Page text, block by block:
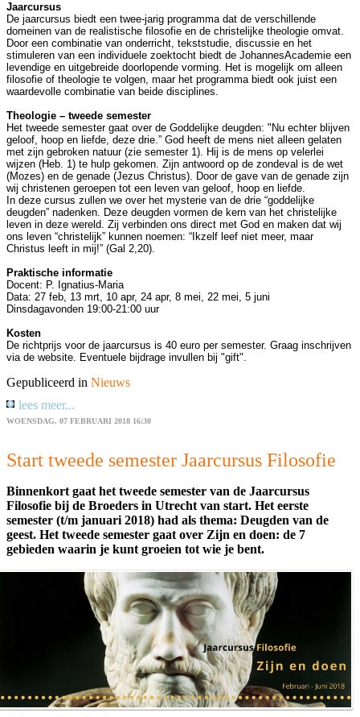
Jaarcursus
De jaarcursus biedt een twee-jarig programma dat de verschillende
domeinen van de realistische filosofie en de christelijke theologie omvat.
Door een combinatie van onderricht, tekststudie, discussie en het
stimuleren van een individuele zoektocht biedt de JohannesAcademie een
levendige en uitgebreide doorlopende vorming. Het is mogelijk om alleen
filosofie of theologie te volgen, maar het programma biedt ook juist een
waardevolle combinatie van beide disciplines.
Theologie – tweede semester
Het tweede semester gaat over de Goddelijke deugden: "Nu echter blijven
geloof, hoop en liefde, deze drie.” God heeft de mens niet alleen gelaten
met zijn gebroken natuur (zie semester 1). Hij is de mens op velerlei
wijzen (Heb. 1) te hulp gekomen. Zijn antwoord op de zondeval is de wet
(Mozes) en de genade (Jezus Christus). Door de gave van de genade zijn
wij christenen geroepen tot een leven van geloof, hoop en liefde.
In deze cursus zullen we over het mysterie van de drie “goddelijke
deugden” nadenken. Deze deugden vormen de kern van het christelijke
leven in deze wereld. Zij verbinden ons direct met God en maken dat wij
ons leven “christelijk” kunnen noemen: “Ikzelf leef niet meer, maar
Christus leeft in mij!” (Gal 2,20).
Praktische informatie
Docent: P. Ignatius-Maria
Data: 27 feb, 13 mrt, 10 apr, 24 apr, 8 mei, 22 mei, 5 juni
Dinsdagavonden 19:00-21:00 uur
Kosten
De richtprijs voor de jaarcursus is 40 euro per semester. Graag inschrijven
via de website. Eventuele bijdrage invullen bij "gift".
Gepubliceerd in Nieuws
lees meer...
WOENSDAG, 07 FEBRUARI 2018 16:30
Start tweede semester Jaarcursus Filosofie
Binnenkort gaat het tweede semester van de Jaarcursus
Filosofie bij de Broeders in Utrecht van start. Het eerste
semester (t/m januari 2018) had als thema: Deugden van de
geest. Het tweede semester gaat over Zijn en doen: de 7
gebieden waarin je kunt groeien tot wie je bent.